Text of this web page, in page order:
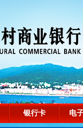
银行卡 电